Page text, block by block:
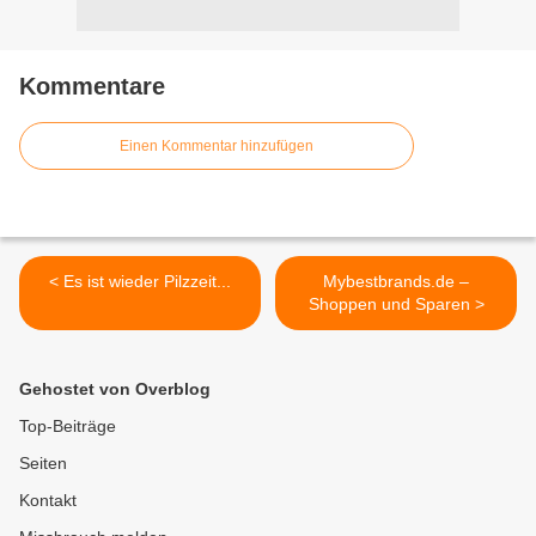
Kommentare
Einen Kommentar hinzufügen
< Es ist wieder Pilzzeit...
Mybestbrands.de –
Shoppen und Sparen >
Gehostet von Overblog
Top-Beiträge
Seiten
Kontakt